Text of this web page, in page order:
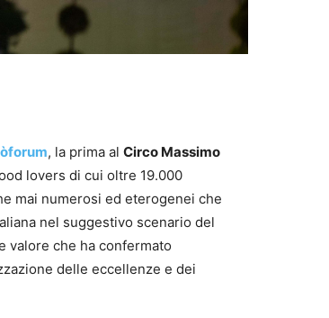
, la prima al Circo Massimo
lovers di cui oltre 19.000
mai numerosi ed eterogenei che
nel suggestivo scenario del
valore che ha confermato
delle eccellenze e dei